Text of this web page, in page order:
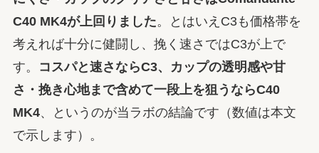
C40 MK4が上回りました。とはいえC3も価格帯を
考えれば十分に健闘し、挽く速さではC3が上で
す。
コスパと速さならC3、カップの透明感や甘
さ・挽き心地まで含めて一段上を狙うならC40
MK4、というのが当ラボの結論です（数値は本文
で示します）。